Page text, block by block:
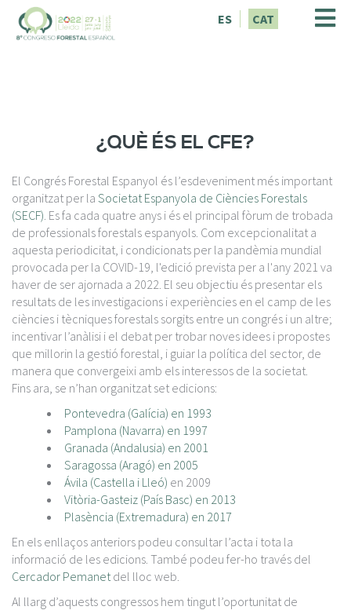
ES CAT
¿QUÈ ÉS EL CFE?
El Congrés Forestal Espanyol és l’esdeveniment més important
organitzat per la Societat Espanyola de Ciències Forestals
(SECF). Es fa cada quatre anys i és el principal fòrum de trobada
de professionals forestals espanyols. Com excepcionalitat a
aquesta periodicitat, i condicionats per la pandèmia mundial
provocada per la COVID-19, l'edició prevista per a l'any 2021 va
haver de ser ajornada a 2022. El seu objectiu és presentar els
resultats de les investigacions i experiències en el camp de les
ciències i tècniques forestals sorgits entre un congrés i un altre;
incentivar l’anàlisi i el debat per trobar noves idees i propostes
que millorin la gestió forestal, i guiar la política del sector, de
manera que convergeixi amb els interessos de la societat.
Fins ara, se n’han organitzat set edicions:
Pontevedra (Galícia) en 1993
Pamplona (Navarra) en 1997
Granada (Andalusia) en 2001
Saragossa (Aragó) en 2005
Ávila (Castella i Lleó) en 2009
Vitòria-Gasteiz (País Basc) en 2013
Plasència (Extremadura) en 2017
En els enllaços anteriors podeu consultar l’acta i tota la
informació de les edicions. També podeu fer-ho través del
Cercador Pemanetdel lloc web.
Al llarg d’aquests congressos hem tingut l’oportunitat de